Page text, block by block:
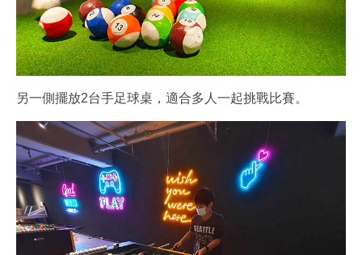
另一側擺放2台手足球桌，適合多人一起挑戰比賽。